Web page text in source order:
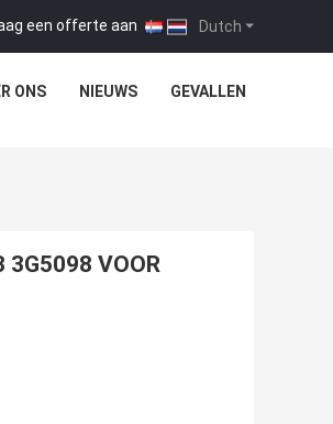
Dutch
een offerte aan |
ONS NIEUWS GEVALLEN
VOOR